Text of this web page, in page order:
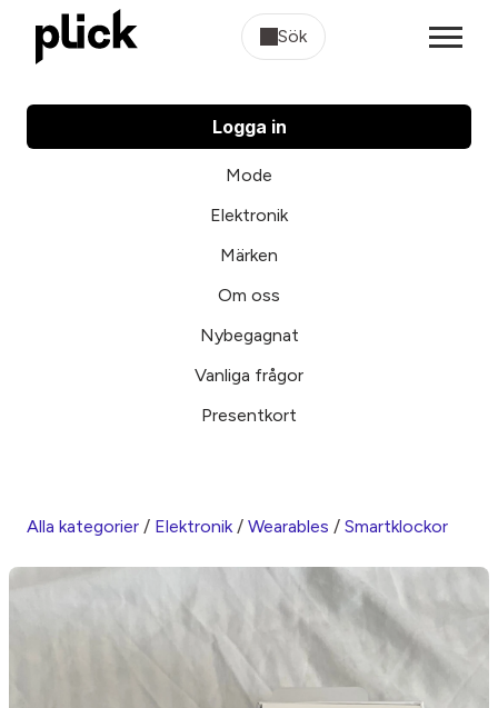
Sök
Logga in
Mode
Elektronik
Märken
Om oss
Nybegagnat
Vanliga frågor
Presentkort
Alla kategorier / Elektronik/ Wearables / Smartklockor